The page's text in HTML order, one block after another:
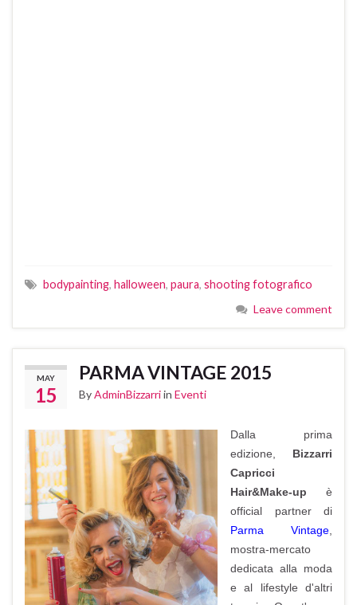
bodypainting, halloween, paura, shooting fotografico
Leave comment
MAY
15
PARMA VINTAGE 2015
ByAdminBizzarriin Eventi
Dalla prima
edizione, Bizzarri
Capricci
Hair&Make-up è
official partner di
Parma Vintage,
mostra-mercato
dedicata alla moda
e al lifestyle d'altri